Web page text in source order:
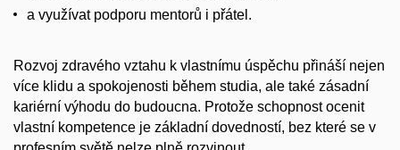
a využívat podporu mentorů i přátel.
Rozvoj zdravého vztahu k vlastnímu úspěchu přináší nejen
více klidu a spokojenosti během studia, ale také zásadní
kariérní výhodu do budoucna. Protože schopnost ocenit
vlastní kompetence je základní dovedností, bez které se v